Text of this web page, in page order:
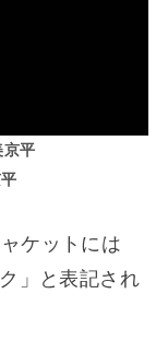
京平
ケットには
」と表記され